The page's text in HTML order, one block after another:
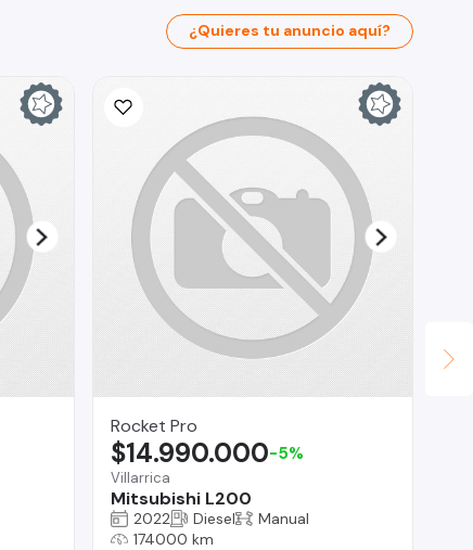
¿Quieres tu anuncio aquí?
Rocket Pro
Villarrica
Mitsubishi L200
$14.990.000-5%
2022 Diesel
Manual
174000 km